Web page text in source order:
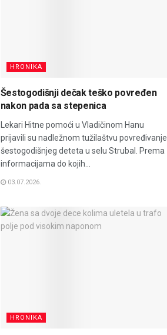
HRONIKA
Šestogodišnji dečak teško povređen
nakon pada sa stepenica
Lekari Hitne pomoći u Vladičinom Hanu
prijavili su nadležnom tužilaštvu povređivanje
šestogodišnjeg deteta u selu Strubal. Prema
informacijama do kojih...
03.07.2026.
HRONIKA